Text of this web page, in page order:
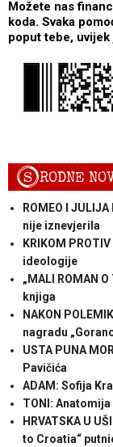
Možete nas
koda. Svaka
poput tebe,
SRODNE
ROMEO I
nije iznevjerila
KRIKOM
ideologije
„MALI ROMAN
knjiga
NAKON
nagradu
USTA PUNA
Pavičića
ADAM: Sofija
TONI:
HRVATSKA U
to Croatia“